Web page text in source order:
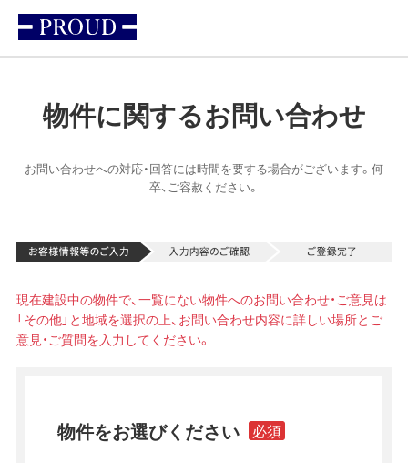
物件に関するお問い合わせ
お問い合わせへの対応・回答には時間を要する場合がございます。何
卒、ご容赦ください。
現在建設中の物件で、一覧にない物件へのお問い合わせ・ご意見は
「その他」と地域を選択の上、お問い合わせ内容に詳しい場所とご
意見・ご質問を入力してください。
物件をお選びください 必須